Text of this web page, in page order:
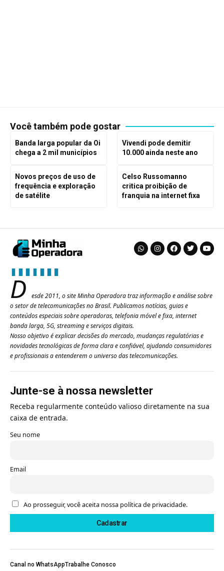
Você também pode gostar
Banda larga popular da Oi
chega a 2 mil municípios
Vivendi pode demitir
10.000 ainda neste ano
Novos preços de uso de
frequência e exploração
de satélite
Celso Russomanno
critica proibição de
franquia na internet fixa
D
esde 2011, o site Minha Operadora traz informação e análise sobre
o setor de telecomunicações no Brasil. Publicamos notícias, guias e
conteúdos especiais sobre operadoras, telefonia móvel e fixa, internet
banda larga, 5G, streaming e serviços digitais.
Nosso objetivo é explicar decisões do mercado, mudanças regulatórias e
novidades tecnológicas de forma clara e confiável, ajudando consumidores
e profissionais a entenderem o universo das telecomunicações.
Junte-se à nossa newsletter
Receba regularmente conteúdo valioso diretamente na sua
caixa de entrada.
Seu nome
Email
Ao prosseguir, você aceita nossa política de privacidade.
Canal no WhatsAppTrabalhe Conosco